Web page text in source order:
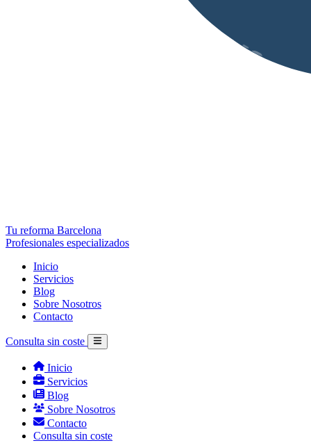
Tu reforma Barcelona
Profesionales especializados
Inicio
Servicios
Blog
Sobre Nosotros
Contacto
Consulta sin coste
Inicio
Servicios
Blog
Sobre Nosotros
Contacto
Consulta sin coste